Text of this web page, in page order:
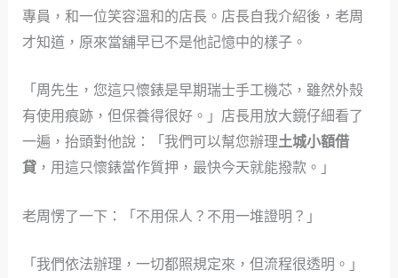
專員，和一位笑容溫和的店長。店長自我介紹後，老周
才知道，原來當舖早已不是他記憶中的樣子。
「周先生，您這只懷錶是早期瑞士手工機芯，雖然外殼
有使用痕跡，但保養得很好。」店長用放大鏡仔細看了
一遍，抬頭對他說：「我們可以幫您辦理土城小額借
貸，用這只懷錶當作質押，最快今天就能撥款。」
老周愣了一下：「不用保人？不用一堆證明？」
「我們依法辦理，一切都照規定來，但流程很透明。」